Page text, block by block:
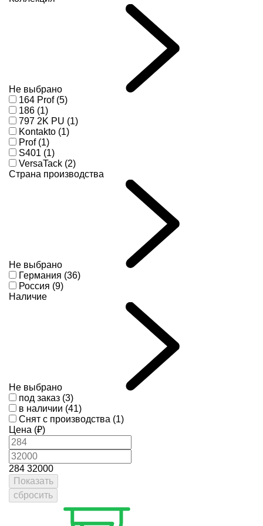
Не выбрано
164 Prof (5)
186 (1)
797 2K PU (1)
Kontakto (1)
Prof (1)
S401 (1)
VersaTack (2)
Страна производства
Не выбрано
Германия (36)
Россия (9)
Наличие
Не выбрано
под заказ (3)
в наличии (41)
Снят с производства (1)
Цена (₽)
284 32000
Показать
сбросить